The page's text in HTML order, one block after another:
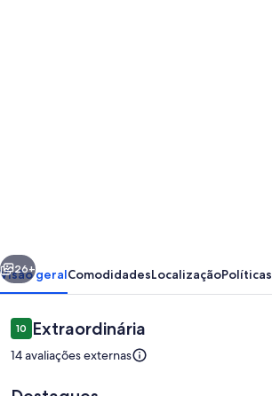
Design
com
Hidro
nos
Próximo
26+
Visão geralComodidadesLocalizaçãoPolíticas
Avaliações
1010 de 10
Extraordinária
14 avaliações externas